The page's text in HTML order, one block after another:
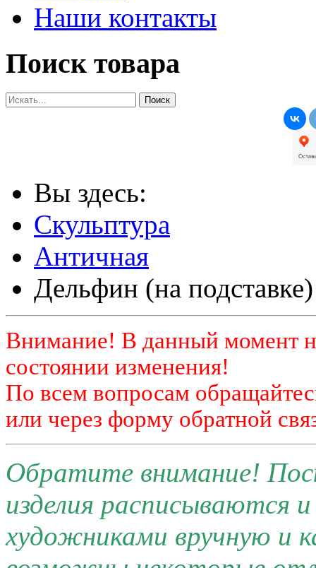
Наши контакты
Поиск товара
Вы здесь:
Скульптура
Античная
Дельфин (на подставке)
Внимание! В данный момент
состоянии изменения!
По всем вопросам
или через форму обратной
Обратите внимание!
изделия расписываются
художниками вручную и